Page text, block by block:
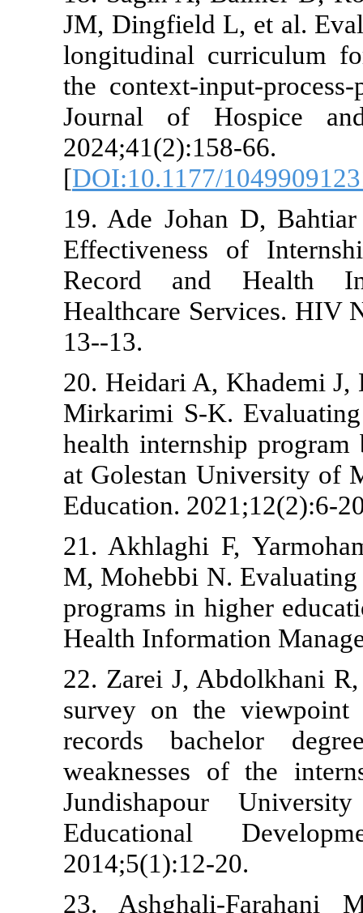
JM, Dingfield
longitudinal
the context-
Journal of
[
19. Ade
Record
Healthcare
20. Heidari
Mirkarimi S-
health
at Golestan
Education.
21. Akhlaghi
M, Mohebbi
programs in
Health
22. Zarei J,
survey on
records
2014;5(1):12-
23.